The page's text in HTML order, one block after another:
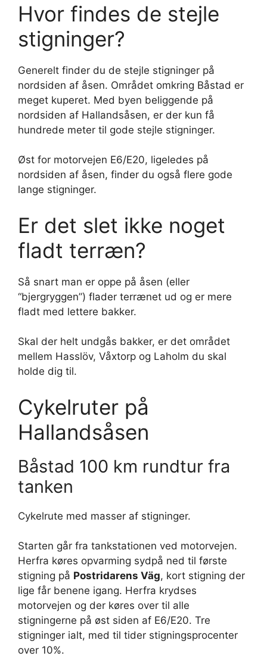
Hvor findes de stejle
stigninger?
Generelt finder du de stejle stigninger på
nordsiden af åsen. Området omkring Båstad er
meget kuperet. Med byen beliggende på
nordsiden af Hallandsåsen, er der kun få
hundrede meter til gode stejle stigninger.
Øst for motorvejen E6/E20, ligeledes på
nordsiden af åsen, finder du også flere gode
lange stigninger.
Er det slet ikke noget
fladt terræn?
Så snart man er oppe på åsen (eller
“bjergryggen”) flader terrænet ud og er mere
fladt med lettere bakker.
Skal der helt undgås bakker, er det området
mellem Hasslöv, Våxtorp og Laholm du skal
holde dig til.
Cykelruter på
Hallandsåsen
Båstad 100 km rundtur fra
tanken
Cykelrute med masser af stigninger.
Starten går fra tankstationen ved motorvejen.
Herfra køres opvarming sydpå ned til første
stigning på Postridarens Väg, kort stigning der
lige får benene igang. Herfra krydses
motorvejen og der køres over til alle
stigningerne på øst siden af E6/E20. Tre
stigninger ialt, med til tider stigningsprocenter
over 10%.